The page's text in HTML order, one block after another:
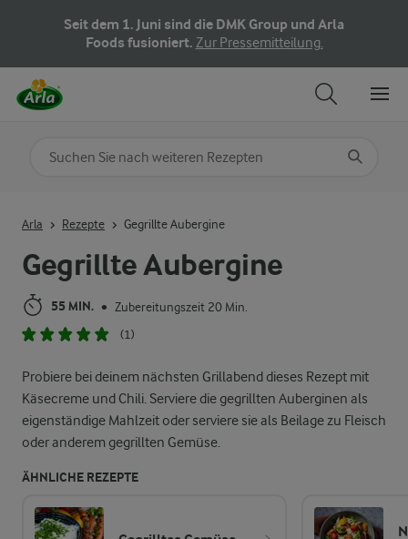
Seit dem 1. Juni sind die DMK Group und Arla
Foods fusioniert. Zur Pressemitteilung.
Gegrillte Aubergine
55 MIN. • Zubereitungszeit 20 Min.
(1)
Probiere bei deinem nächsten Grillabend dieses Rezept mit
Käsecreme und Chili. Serviere die gegrillten Auberginen als
eigenständige Mahlzeit oder serviere sie als Beilage zu Fleisch
oder anderem gegrillten Gemüse.
ÄHNLICHE REZEPTE
Arla Rezepte Gegrillte Aubergine
Nach Kategorie suchen